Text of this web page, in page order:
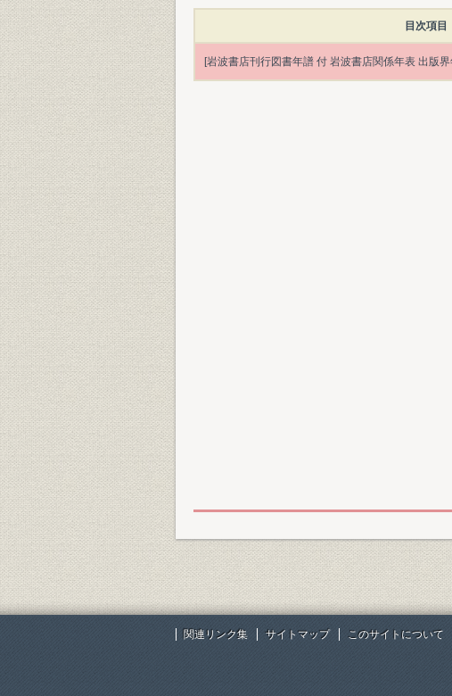
目次項目
[岩波書店刊行図書年譜 付 岩波書店関係年表 出版
関連リンク集 サイトマップ このサイトについて